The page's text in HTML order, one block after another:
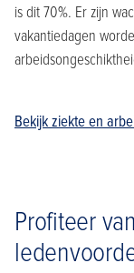
is dit 70%. Er zijn
vakantiedagen
Bekijk ziekte en
Profiteer